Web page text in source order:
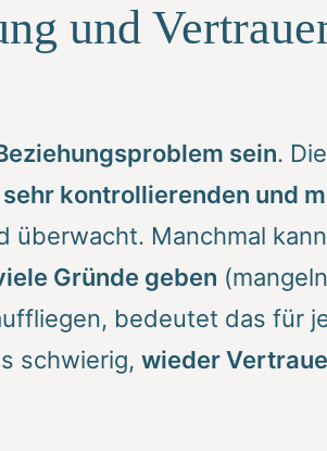
und
sein.
sehr kontrollierenden und
Manchmal
Gründe geben
bedeutet das für
schwierig, wieder